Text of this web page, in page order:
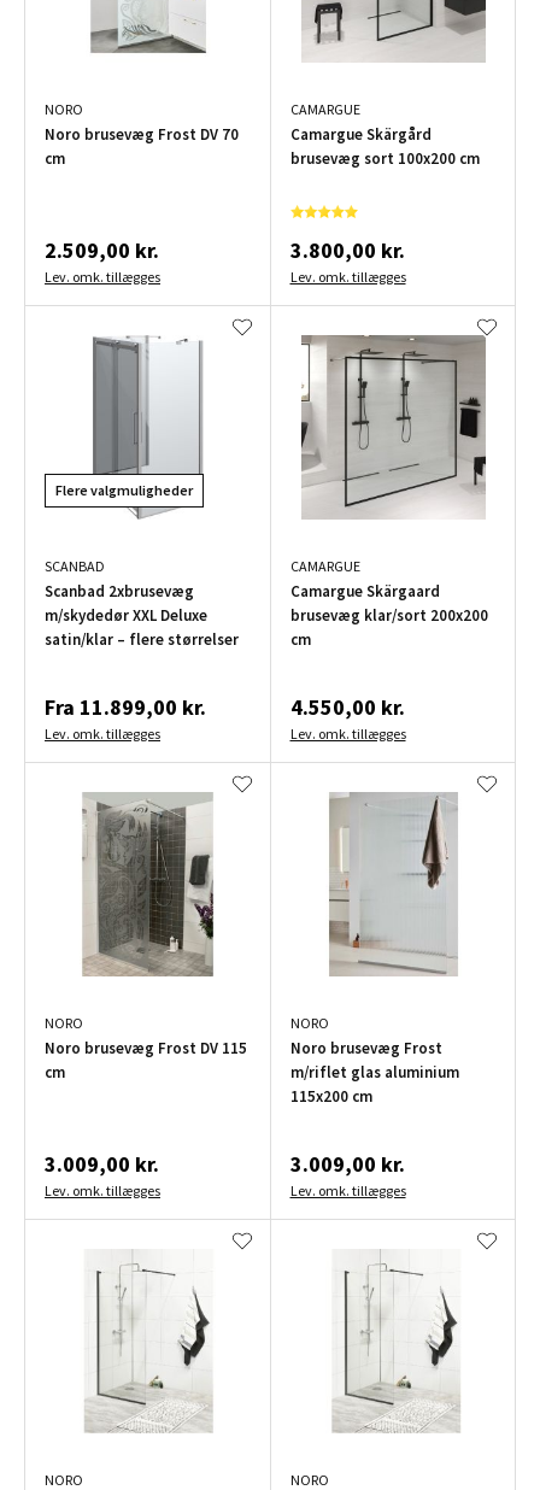
NORO
Noro brusevæg Frost DV 70
cm
2.509,00 kr.
Lev. omk. tillægges
CAMARGUE
Camargue Skärgård
brusevæg sort 100x200 cm
3.800,00 kr.
Lev. omk. tillægges
Flere valgmuligheder
SCANBAD
Scanbad 2xbrusevæg
m/skydedør XXL Deluxe
satin/klar – flere størrelser
Fra 11.899,00 kr.
Lev. omk. tillægges
CAMARGUE
Camargue Skärgaard
brusevæg klar/sort 200x200
cm
4.550,00 kr.
Lev. omk. tillægges
NORO
Noro brusevæg Frost DV 115
cm
3.009,00 kr.
Lev. omk. tillægges
NORO
Noro brusevæg Frost
m/riflet glas aluminium
115x200 cm
3.009,00 kr.
Lev. omk. tillægges
NORO NORO